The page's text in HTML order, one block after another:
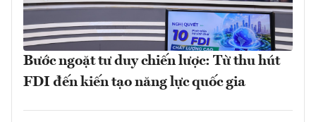
Bước ngoặt tư duy chiến lược: Từ thu hút
FDI đến kiến tạo năng lực quốc gia